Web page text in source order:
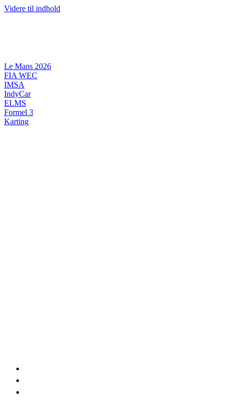
Videre til indhold
Le Mans 2026
FIA WEC
IMSA
IndyCar
ELMS
Formel 3
Karting